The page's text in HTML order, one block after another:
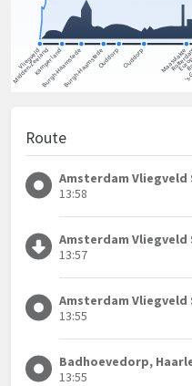
Route
Amsterdam Vliegveld
13:58
Amsterdam Vliegveld
13:57
Amsterdam Vliegveld
13:55
Badhoevedorp,
13:55